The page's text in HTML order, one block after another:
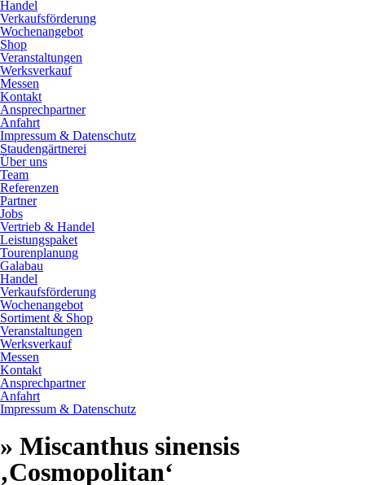
Handel
Verkaufsförderung
Wochenangebot
Shop
Veranstaltungen
Werksverkauf
Messen
Kontakt
Ansprechpartner
Anfahrt
Impressum & Datenschutz
Staudengärtnerei
Über uns
Team
Referenzen
Partner
Jobs
Vertrieb & Handel
Leistungspaket
Tourenplanung
Galabau
Handel
Verkaufsförderung
Wochenangebot
Sortiment & Shop
Veranstaltungen
Werksverkauf
Messen
Kontakt
Ansprechpartner
Anfahrt
Impressum & Datenschutz
» Miscanthus sinensis
‚Cosmopolitan‘